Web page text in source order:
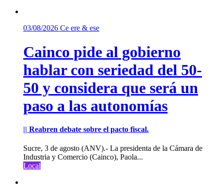
03/08/2026 Ce ere & ese
Cainco pide al gobierno
hablar con seriedad del 50-
50 y considera que será un
paso a las autonomías
|| Reabren debate sobre el pacto fiscal.
Sucre, 3 de agosto (ANV).- La presidenta de la Cámara de
Industria y Comercio (Cainco), Paola...
Local